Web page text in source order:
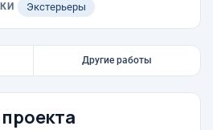
Экстерьеры
Другие работы